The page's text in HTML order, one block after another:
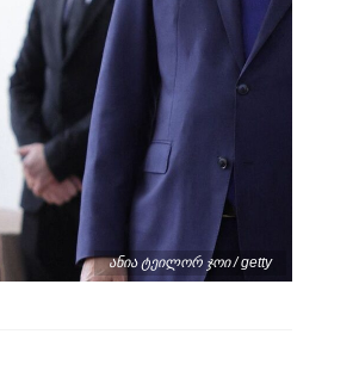
ანია ტეილორ ჯოი / getty